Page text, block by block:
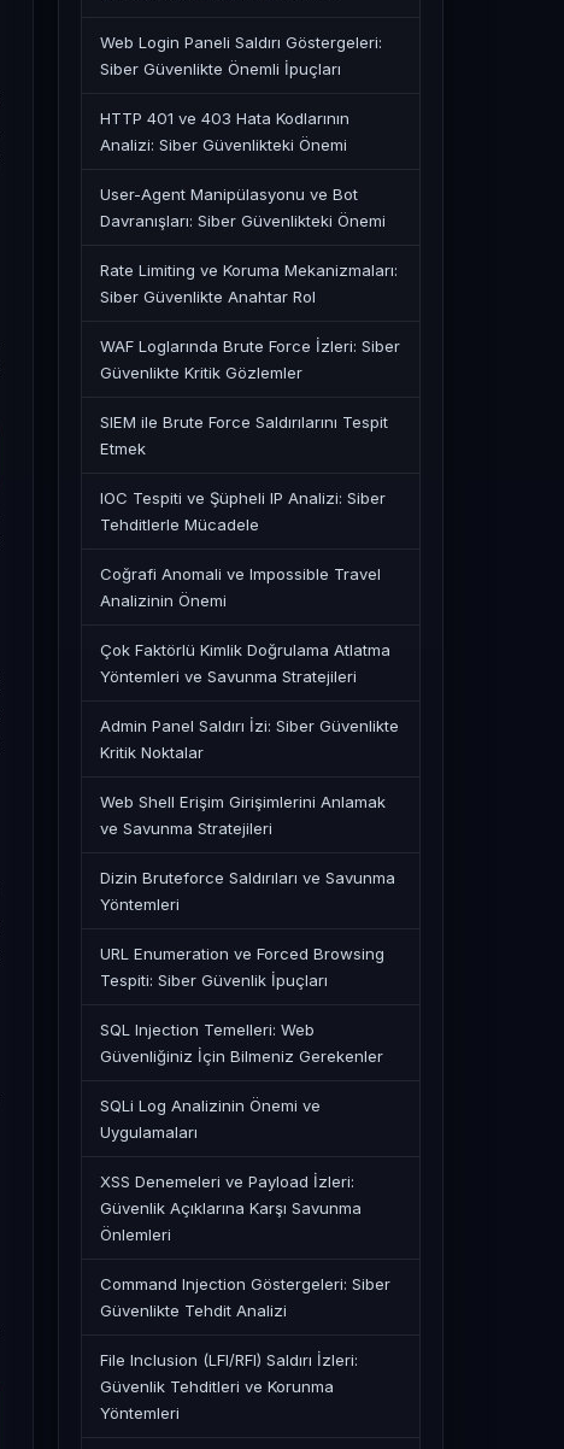
Web Login Paneli Saldırı Göstergeleri:
Siber Güvenlikte Önemli İpuçları
HTTP 401 ve 403 Hata Kodlarının
Analizi: Siber Güvenlikteki Önemi
User-Agent Manipülasyonu ve Bot
Davranışları: Siber Güvenlikteki Önemi
Rate Limiting ve Koruma Mekanizmaları:
Siber Güvenlikte Anahtar Rol
WAF Loglarında Brute Force İzleri: Siber
Güvenlikte Kritik Gözlemler
SIEM ile Brute Force Saldırılarını Tespit
Etmek
IOC Tespiti ve Şüpheli IP Analizi: Siber
Tehditlerle Mücadele
Coğrafi Anomali ve Impossible Travel
Analizinin Önemi
Çok Faktörlü Kimlik Doğrulama Atlatma
Yöntemleri ve Savunma Stratejileri
Admin Panel Saldırı İzi: Siber Güvenlikte
Kritik Noktalar
Web Shell Erişim Girişimlerini Anlamak
ve Savunma Stratejileri
Dizin Bruteforce Saldırıları ve Savunma
Yöntemleri
URL Enumeration ve Forced Browsing
Tespiti: Siber Güvenlik İpuçları
SQL Injection Temelleri: Web
Güvenliğiniz İçin Bilmeniz Gerekenler
SQLi Log Analizinin Önemi ve
Uygulamaları
XSS Denemeleri ve Payload İzleri:
Güvenlik Açıklarına Karşı Savunma
Önlemleri
Command Injection Göstergeleri: Siber
Güvenlikte Tehdit Analizi
File Inclusion (LFI/RFI) Saldırı İzleri:
Güvenlik Tehditleri ve Korunma
Yöntemleri